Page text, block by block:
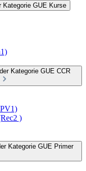
Kategorie GUE Kurse
Kategorie GUE CCR
)
Kategorie GUE Primer